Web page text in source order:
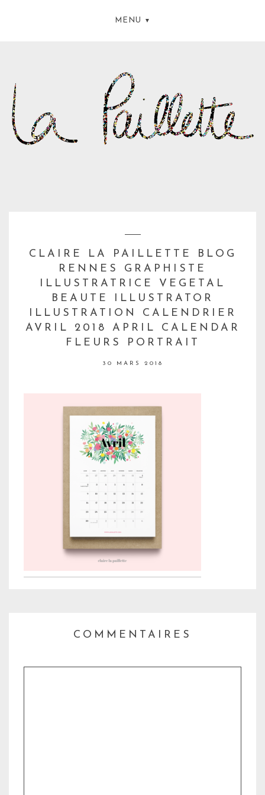
MENU
CLAIRE LA PAILLETTE BLOG
RENNES GRAPHISTE
ILLUSTRATRICE VEGETAL
BEAUTE ILLUSTRATOR
ILLUSTRATION CALENDRIER
AVRIL 2018 APRIL CALENDAR
FLEURS PORTRAIT
30 MARS 2018
COMMENTAIRES